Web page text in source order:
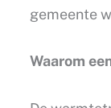
gemeente
Waarom